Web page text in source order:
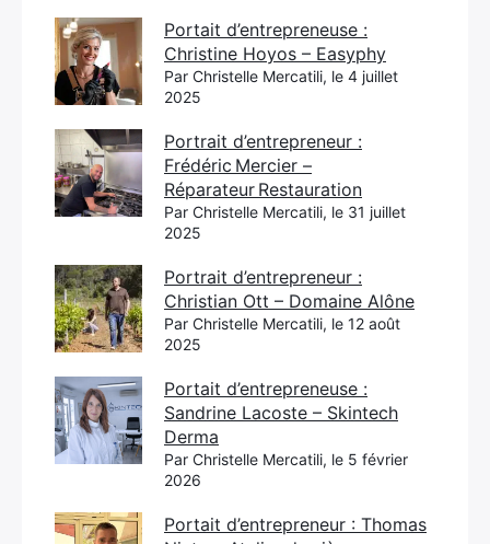
Portait d’entrepreneuse :
Christine Hoyos – Easyphy
Par Christelle Mercatili, le 4 juillet
2025
Portrait d’entrepreneur :
Frédéric Mercier –
Réparateur Restauration
Par Christelle Mercatili, le 31 juillet
2025
Portrait d’entrepreneur :
Christian Ott – Domaine Alône
Par Christelle Mercatili, le 12 août
2025
Portait d’entrepreneuse :
Sandrine Lacoste – Skintech
Derma
Par Christelle Mercatili, le 5 février
2026
Portait d’entrepreneur : Thomas